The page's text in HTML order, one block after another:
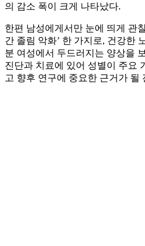
의 감소 폭이 크게 나타났다.
한편 남성에게서만 눈에 띄게 관
간 졸림 악화’ 한 가지로, 건강한
분 여성에서 두드러지는 양상을
진단과 치료에 있어 성별이 주요
고 향후 연구에 중요한 근거가 될